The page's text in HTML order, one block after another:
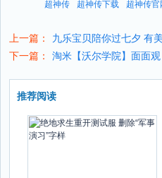
超神传 超神传下载 超神传官
上一篇：
九乐宝贝陪你过七夕 有
下一篇：
淘米【沃尔学院】面面
推荐阅读